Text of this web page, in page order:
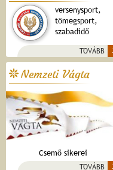
versenysport,
tömegsport,
szabadidő
TOVÁBB
Nemzeti Vágta
Csemő sikerei
TOVÁBB